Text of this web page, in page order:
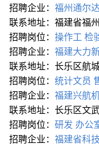
招聘企业： 福州通尔
联系地址：福建省福
招聘岗位： 操作工 检
招聘企业： 福建大力
联系地址：长乐区航
招聘岗位： 统计文员
招聘企业： 福建兴航
联系地址：长乐区文
招聘岗位： 研发 办公
招聘企业： 福建省科